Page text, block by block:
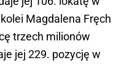
Magdalena Fręch
trzech milionów
jej 229. pozycję w